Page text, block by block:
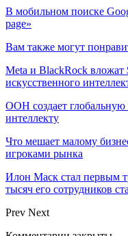
В мобильном поиске
page»
Вам также могут
Meta и BlackRock вложат
искусственного
ООН создает
интеллекту
Что мешает малому
игроками рынка
Илон Маск стал первым
тысяч его сотрудников
Prev Next